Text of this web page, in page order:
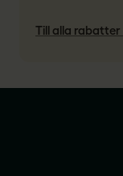
Till alla